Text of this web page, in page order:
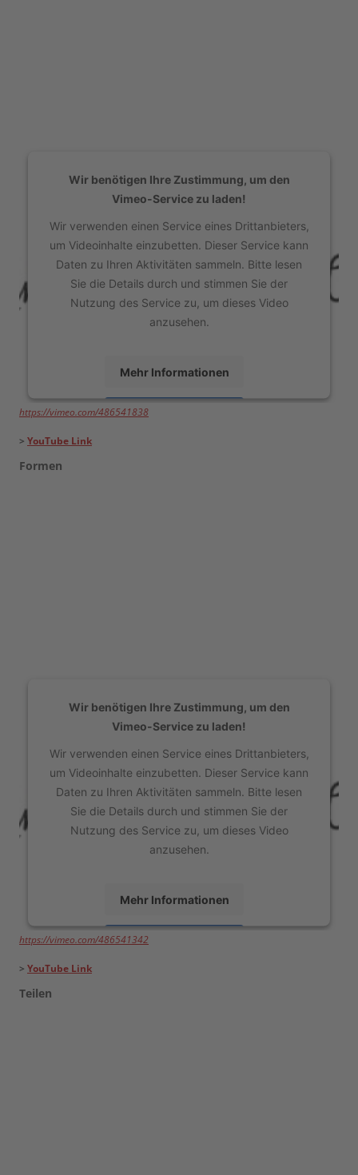
Wir benötigen Ihre Zustimmung, um den
Vimeo-Service zu laden!
Wir verwenden einen Service eines Drittanbieters,
um Videoinhalte einzubetten. Dieser Service kann
Daten zu Ihren Aktivitäten sammeln. Bitte lesen
Sie die Details durch und stimmen Sie der
Nutzung des Service zu, um dieses Video
anzusehen.
Mehr Informationen
Akzeptieren
powered by
https://vimeo.com/486541838
> YouTube Link
Formen
Wir benötigen Ihre Zustimmung, um den
Vimeo-Service zu laden!
Wir verwenden einen Service eines Drittanbieters,
um Videoinhalte einzubetten. Dieser Service kann
Daten zu Ihren Aktivitäten sammeln. Bitte lesen
Sie die Details durch und stimmen Sie der
Nutzung des Service zu, um dieses Video
anzusehen.
Mehr Informationen
Akzeptieren
powered by
https://vimeo.com/486541342
> YouTube Link
Teilen